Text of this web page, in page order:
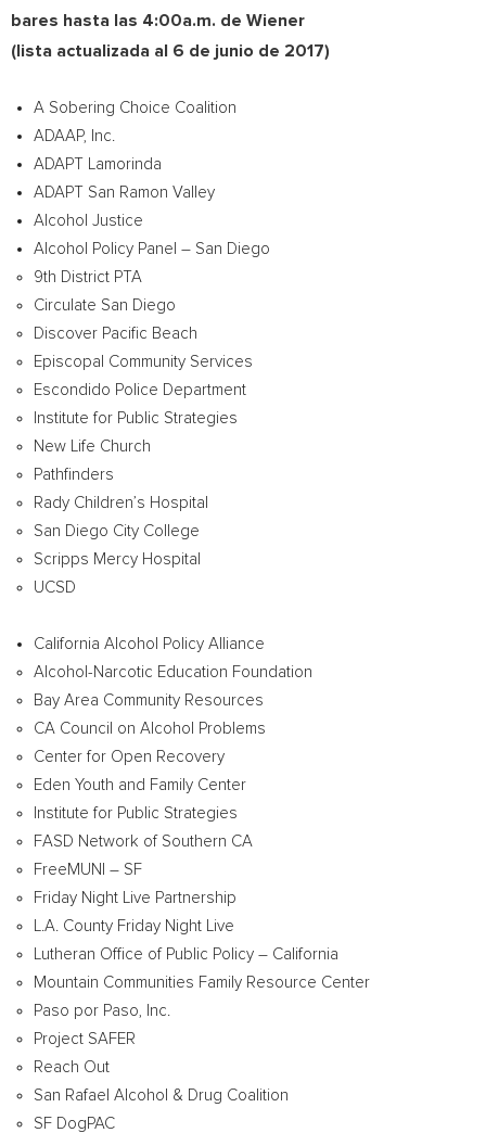
bares hasta las 4:00a.m. de Wiener
(lista actualizada al 6 de junio de 2017)
A Sobering Choice Coalition
ADAAP, Inc.
ADAPT Lamorinda
ADAPT San Ramon Valley
Alcohol Justice
Alcohol Policy Panel – San Diego
9th District PTA
Circulate San Diego
Discover Pacific Beach
Episcopal Community Services
Escondido Police Department
Institute for Public Strategies
New Life Church
Pathfinders
Rady Children’s Hospital
San Diego City College
Scripps Mercy Hospital
UCSD
California Alcohol Policy Alliance
Alcohol-Narcotic Education Foundation
Bay Area Community Resources
CA Council on Alcohol Problems
Center for Open Recovery
Eden Youth and Family Center
Institute for Public Strategies
FASD Network of Southern CA
FreeMUNI – SF
Friday Night Live Partnership
L.A. County Friday Night Live
Lutheran Office of Public Policy – California
Mountain Communities Family Resource Center
Paso por Paso, Inc.
Project SAFER
Reach Out
San Rafael Alcohol & Drug Coalition
SF DogPAC